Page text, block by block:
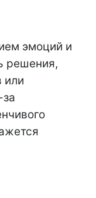
эмоций и
решения,
или